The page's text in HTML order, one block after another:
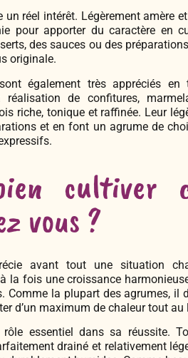
un réel intérêt. Légèrement amère
pour apporter du caractère en
des sauces ou des
originale.
également très appréciés
de confitures,
riche, tonique et raffinée. Leur
et en font un agrume de
cultiver
vous ?
avant tout une situation
la fois une croissance
Comme la plupart des agrumes, il
d’un maximum de chaleur tout au
essentiel dans sa réussite.
drainé et relativement